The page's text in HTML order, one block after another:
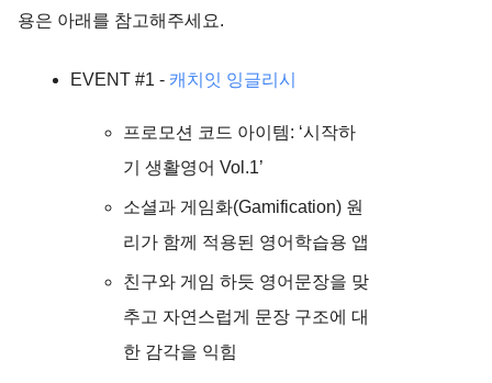
용은 아래를 참고해주세요.
EVENT #1 - 캐치잇 잉글리시
프로모션 코드 아이템: ‘시작하
기 생활영어 Vol.1’
소셜과 게임화(Gamification) 원
리가 함께 적용된 영어학습용 앱
친구와 게임 하듯 영어문장을 맞
추고 자연스럽게 문장 구조에 대
한 감각을 익힘